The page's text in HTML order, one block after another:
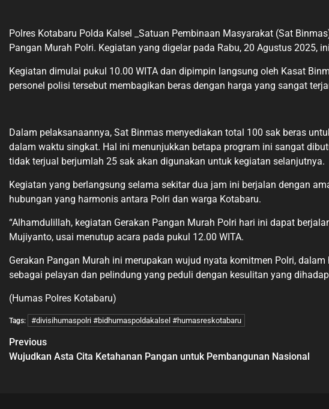
Polres Kotabaru Polda Kalsel _Satuan Pembinaan Masyarakat (Sat
Pangan Murah Polri. Kegiatan yang digelar pada Rabu, 20 Agustus 2025,
Kegiatan dimulai pukul 10.00 WITA dan dipimpin langsung oleh Kasat
personel polisi tersebut membagikan beras dengan harga yang sangat
Dalam pelaksanaannya, Sat Binmas menyediakan total 100 sak beras
dalam waktu singkat. Hal ini menunjukkan betapa program ini sangat
tidak terjual berjumlah 25 sak akan digunakan untuk kegiatan selanjutnya.
Kegiatan yang berlangsung selama sekitar dua jam ini berjalan dengan
hubungan yang harmonis antara Polri dan warga Kotabaru.
“Alhamdulillah, kegiatan Gerakan Pangan Murah Polri hari ini dapat
Mujiyanto, usai menutup acara pada pukul 12.00 WITA.
Gerakan Pangan Murah ini merupakan wujud nyata komitmen Polri,
sebagai pelayan dan pelindung yang peduli dengan kesulitan yang
(Humas Polres Kotabaru)
Tags: #divisihumaspolri #bidhumaspoldakalsel #humasreskotabaru
Previous
Wujudkan Asta Cita Ketahanan Pangan untuk Pembangunan Nasional